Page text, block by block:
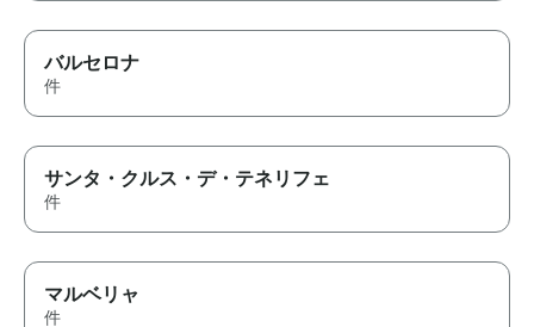
バルセロナ
件
サンタ・クルス・デ・テネリフェ
件
マルベリャ
件